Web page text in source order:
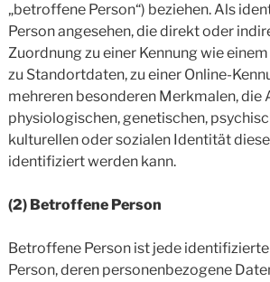
„betroffene Person“) beziehen. Als
Person angesehen, die direkt oder
Zuordnung zu einer Kennung wie
zu Standortdaten, zu einer Online-
mehreren besonderen Merkmalen, die
physiologischen, genetischen,
kulturellen oder sozialen Identität
identifiziert werden kann.
(2) Betroffene Person
Betroffene Person ist jede
Person, deren personenbezogene